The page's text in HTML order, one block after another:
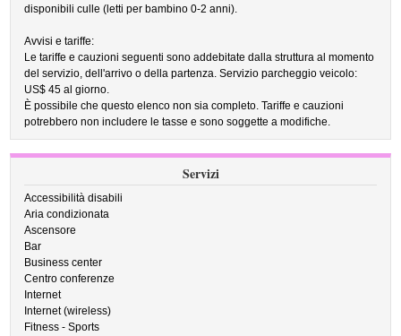
disponibili culle (letti per bambino 0-2 anni).
Avvisi e tariffe:
Le tariffe e cauzioni seguenti sono addebitate dalla struttura al momento
del servizio, dell'arrivo o della partenza. Servizio parcheggio veicolo:
US$ 45 al giorno.
È possibile che questo elenco non sia completo. Tariffe e cauzioni
potrebbero non includere le tasse e sono soggette a modifiche.
Servizi
Accessibilità disabili
Aria condizionata
Ascensore
Bar
Business center
Centro conferenze
Internet
Internet (wireless)
Fitness - Sports